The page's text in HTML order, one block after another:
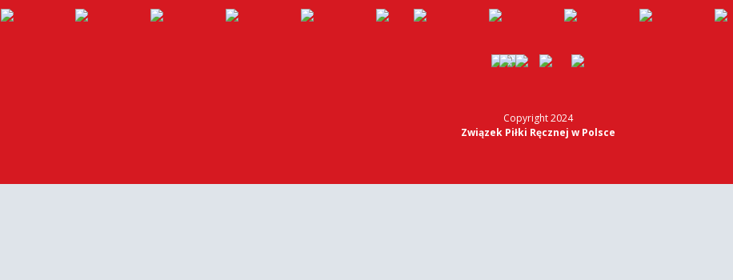
Copyright 2024
Związek Piłki Ręcznej w Polsce